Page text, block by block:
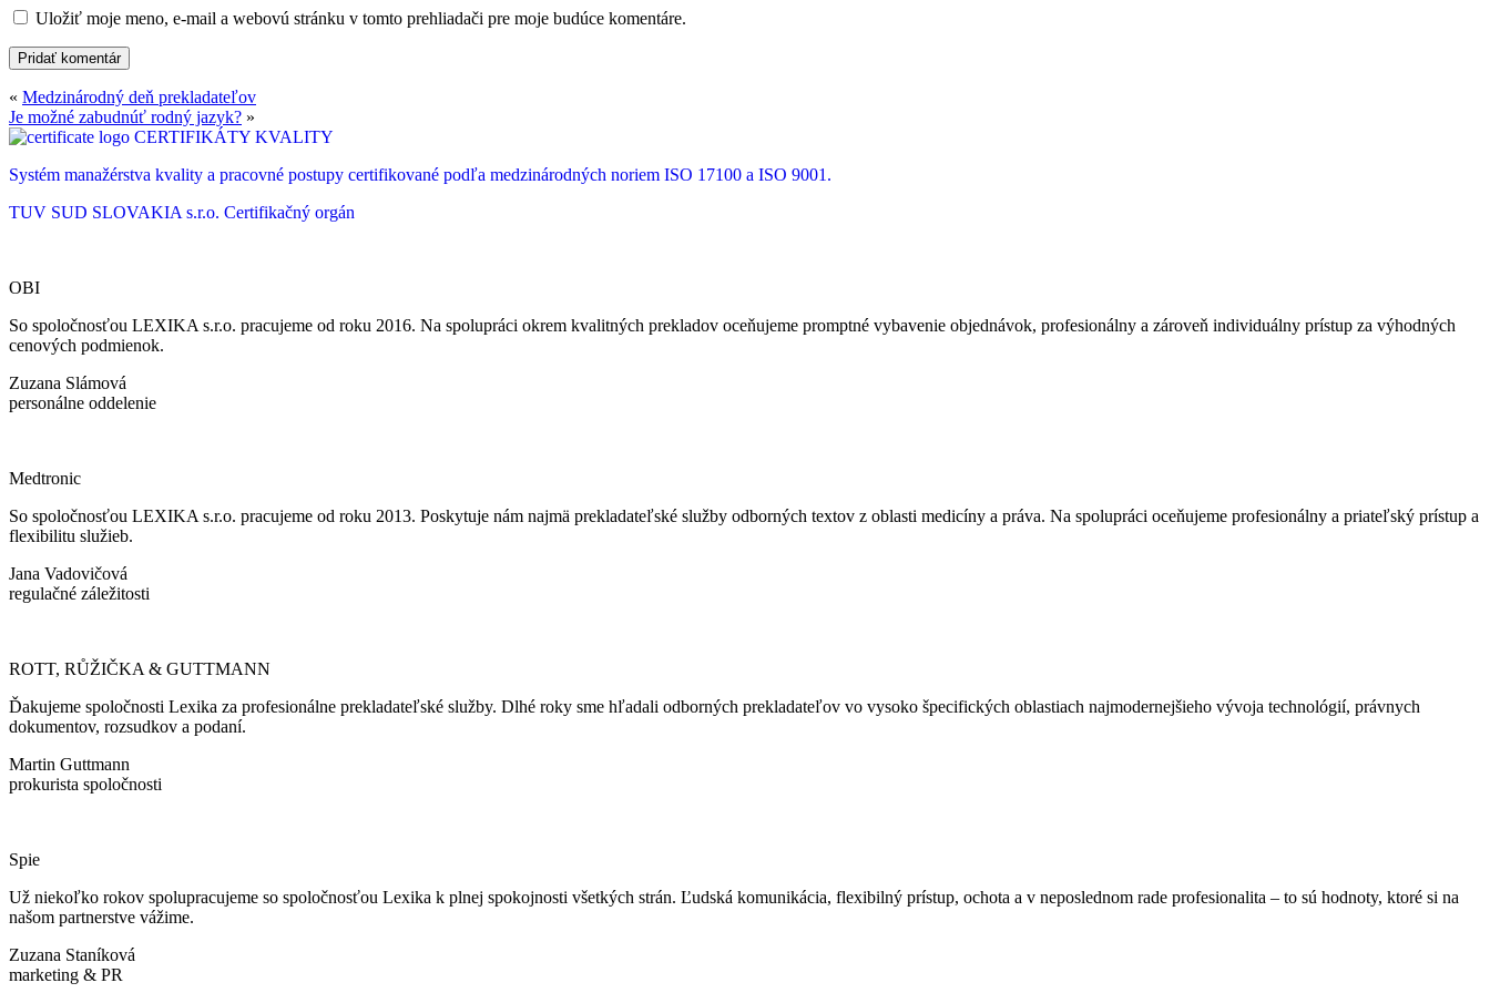
Uložiť moje meno, e-mail a webovú stránku v tomto prehliadači pre moje budúce komentáre.
« Medzinárodný deň prekladateľov
Je možné zabudnúť rodný jazyk? »
CERTIFIKÁTY KVALITY
Systém manažérstva kvality a pracovné postupy certifikované podľa medzinárodných noriem ISO 17100 a ISO 9001.
TUV SUD SLOVAKIA s.r.o. Certifikačný orgán
OBI
So spoločnosťou LEXIKA s.r.o. pracujeme od roku 2016. Na spolupráci okrem kvalitných prekladov oceňujeme promptné vybavenie objednávok, profesionálny a zároveň individuálny prístup za výhodných
cenových podmienok.
Zuzana Slámová
personálne oddelenie
Medtronic
So spoločnosťou LEXIKA s.r.o. pracujeme od roku 2013. Poskytuje nám najmä prekladateľské služby odborných textov z oblasti medicíny a práva. Na spolupráci oceňujeme profesionálny a priateľský prístup a
flexibilitu služieb.
Jana Vadovičová
regulačné záležitosti
ROTT, RŮŽIČKA & GUTTMANN
Ďakujeme spoločnosti Lexika za profesionálne prekladateľské služby. Dlhé roky sme hľadali odborných prekladateľov vo vysoko špecifických oblastiach najmodernejšieho vývoja technológií, právnych
dokumentov, rozsudkov a podaní.
Martin Guttmann
prokurista spoločnosti
Spie
Už niekoľko rokov spolupracujeme so spoločnosťou Lexika k plnej spokojnosti všetkých strán. Ľudská komunikácia, flexibilný prístup, ochota a v neposlednom rade profesionalita – to sú hodnoty, ktoré si na
našom partnerstve vážime.
Zuzana Staníková
marketing & PR